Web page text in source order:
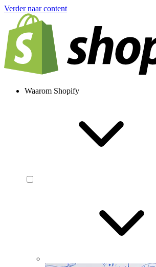
Verder naar content
Waarom Shopify